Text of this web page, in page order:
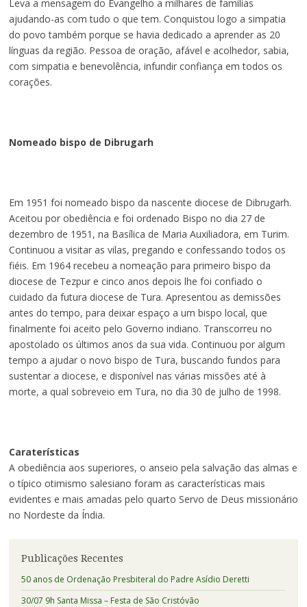
Leva a mensagem do Evangelho a milhares de famílias
ajudando-as com tudo o que tem. Conquistou logo a simpatia
do povo também porque se havia dedicado a aprender as 20
línguas da região. Pessoa de oração, afável e acolhedor, sabia,
com simpatia e benevolência, infundir confiança em todos os
corações.
Nomeado bispo de Dibrugarh
Em 1951 foi nomeado bispo da nascente diocese de Dibrugarh.
Aceitou por obediência e foi ordenado Bispo no dia 27 de
dezembro de 1951, na Basílica de Maria Auxiliadora, em Turim.
Continuou a visitar as vilas, pregando e confessando todos os
fiéis. Em 1964 recebeu a nomeação para primeiro bispo da
diocese de Tezpur e cinco anos depois lhe foi confiado o
cuidado da futura diocese de Tura. Apresentou as demissões
antes do tempo, para deixar espaço a um bispo local, que
finalmente foi aceito pelo Governo indiano. Transcorreu no
apostolado os últimos anos da sua vida. Continuou por algum
tempo a ajudar o novo bispo de Tura, buscando fundos para
sustentar a diocese, e disponível nas várias missões até à
morte, a qual sobreveio em Tura, no dia 30 de julho de 1998.
Caraterísticas
A obediência aos superiores, o anseio pela salvação das almas e
o típico otimismo salesiano foram as características mais
evidentes e mais amadas pelo quarto Servo de Deus missionário
no Nordeste da Índia.
Publicações Recentes
50 anos de Ordenação Presbiteral do Padre Asídio Deretti
30/07 9h Santa Missa – Festa de São Cristóvão